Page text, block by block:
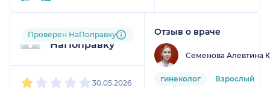
Пользователь
НаПоправку
Проверен НаПоправку
30.05.2026
Отзыв о враче
Семенова Алевтина
гинеколог Взрослый